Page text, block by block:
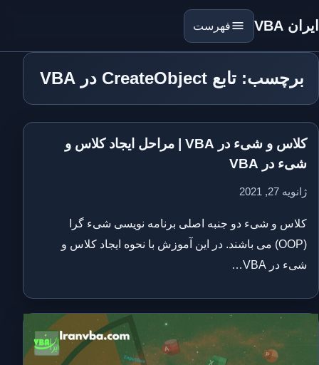
ایران VBA فهرست
برچسب: تابع CreateObject در VBA
کلاس و شیء در VBA | مراحل ایجاد کلاس و
شیء در VBA
ژانویه 27, 2021
کلاس و شیء دو جنبه اصلی برنامه نویسی شیء گرا
(OOP) می باشند. در این آموزش با نحوه ایجاد کلاس و
شیء در VBA…